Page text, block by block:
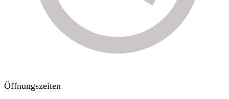
Öffnungszeiten